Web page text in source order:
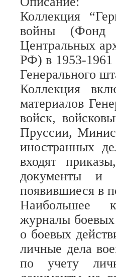
Коллекция
войны (Фонд
Центральных
РФ) в 1953-1961
Генерального
Коллекция
материалов
войск,
Пруссии,
иностранных
входят
документы и
появившиеся в
Наибольшее
журналы боевых
о боевых
личные дела
по учету